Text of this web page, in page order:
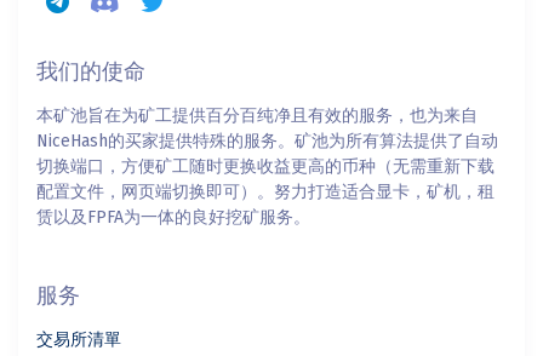
我们的使命
本矿池旨在为矿工提供百分百纯净且有效的服务，也为来自
NiceHash的买家提供特殊的服务。矿池为所有算法提供了自动
切换端口，方便矿工随时更换收益更高的币种（无需重新下载
配置文件，网页端切换即可）。努力打造适合显卡，矿机，租
赁以及FPFA为一体的良好挖矿服务。
服务
交易所清單